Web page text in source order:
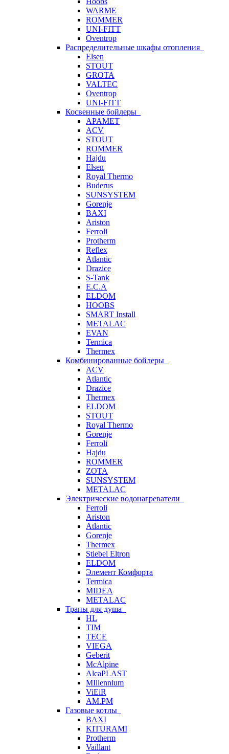
WARME
ROMMER
UNI-FITT
Oventrop
Распределительные шкафы отопления
Elsen
STOUT
GROTA
VALTEC
Oventrop
UNI-FITT
Косвенные бойлеры
APAMET
ACV
STOUT
ROMMER
Hajdu
Elsen
Royal Thermo
Buderus
SUNSYSTEM
Gorenje
BAXI
Ariston
Ferroli
Protherm
Reflex
Atlantic
Drazice
S-Tank
E.C.A
ELDOM
HOOBS
SMART Install
METALAC
EVAN
Termica
Thermex
Комбинированные бойлеры
ACV
Atlantic
Drazice
Thermex
ELDOM
STOUT
Royal Thermo
Gorenje
Ferroli
Hajdu
ROMMER
ZOTA
SUNSYSTEM
METALAC
Электрические водонагреватели
Ferroli
Ariston
Atlantic
Gorenje
Thermex
Stiebel Eltron
ELDOM
Элемент Комфорта
Termica
MIDEA
METALAC
Трапы для душа
HL
TIM
TECE
VIEGA
Geberit
McAlpine
AlcaPLAST
MIllennium
ViEiR
AM.PM
Газовые котлы
BAXI
KITURAMI
Protherm
Vaillant